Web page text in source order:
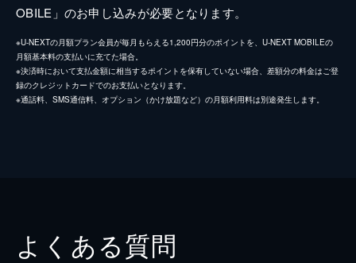
OBILE」のお申し込みが必要となります。
※U-NEXTの月額プラン会員が毎月もらえる1,200円分のポイントを、U-NEXT MOBILEの
月額基本料の支払いに充てた場合。
※決済時において支払金額に相当するポイントを保有していない場合、差額分の料金はご登
録のクレジットカードでのお支払いとなります。
※通話料、SMS通信料、オプション（かけ放題など）の月額利用料は別途発生します。
よくある質問